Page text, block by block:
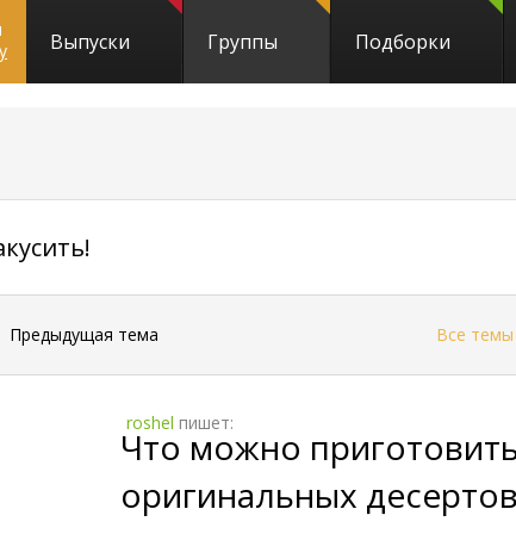
Выпуски Группы Подборки
Предыдущая тема Все темы
roshel пишет:
Что можно
оригинальных десертов